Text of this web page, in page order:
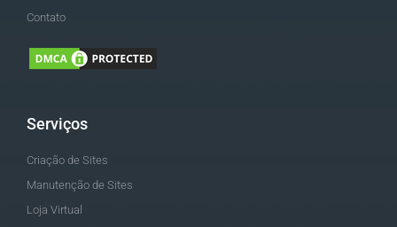
Contato
Serviços
Criação de Sites
Manutenção de Sites
Loja Virtual